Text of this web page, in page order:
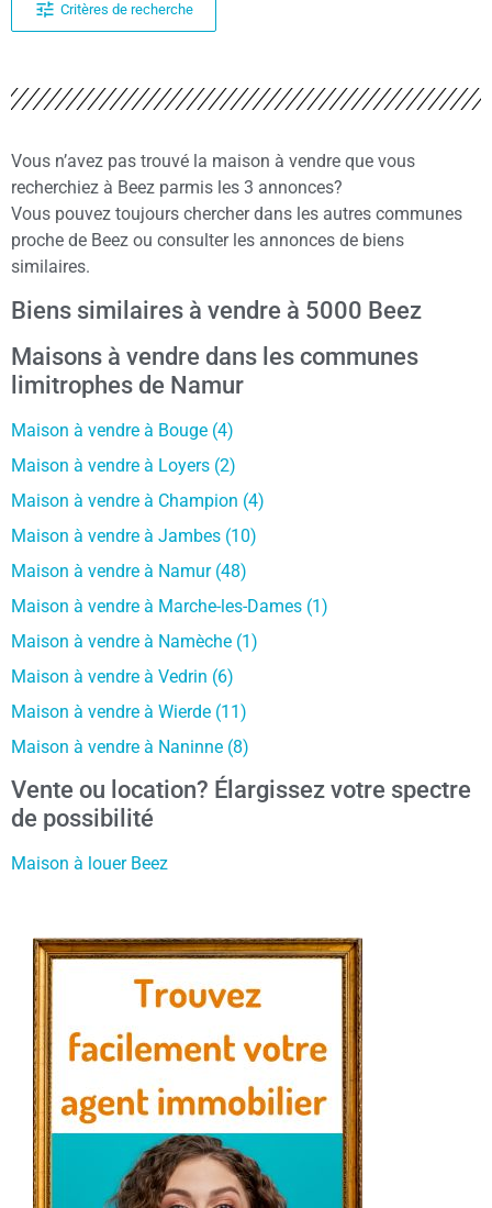
Critères de recherche
Vous n’avez pas trouvé la maison à vendre que vous
recherchiez à Beez parmis les 3 annonces?
Vous pouvez toujours chercher dans les autres communes
proche de Beez ou consulter les annonces de biens
similaires.
Biens similaires à vendre à 5000 Beez
Maisons à vendre dans les communes
limitrophes de Namur
Maison à vendre à Bouge (4)
Maison à vendre à Loyers (2)
Maison à vendre à Champion (4)
Maison à vendre à Jambes (10)
Maison à vendre à Namur (48)
Maison à vendre à Marche-les-Dames (1)
Maison à vendre à Namèche (1)
Maison à vendre à Vedrin (6)
Maison à vendre à Wierde (11)
Maison à vendre à Naninne (8)
Vente ou location? Élargissez votre spectre
de possibilité
Maison à louer Beez